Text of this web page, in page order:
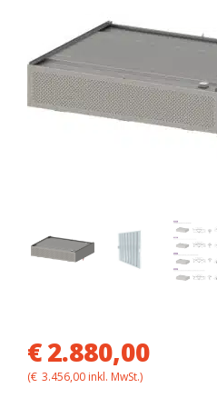
€2.880,00
(€ 3.456,00 inkl. MwSt.)